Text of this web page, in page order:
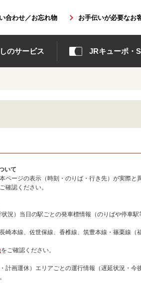
合わせ／お忘れ物 お手伝いが必要なお
のサービス JRキューポ・
いて
ページの表示（時刻・のりば・行き先）が実際と
確認ください。
況）当日の駅ごとの発車標情報（のりばや停車駅
本線、佐世保線、香椎線、筑豊本線・篠栗線（
をご確認ください。
・計画運休）エリアごとの運行情報（遅延状況・今